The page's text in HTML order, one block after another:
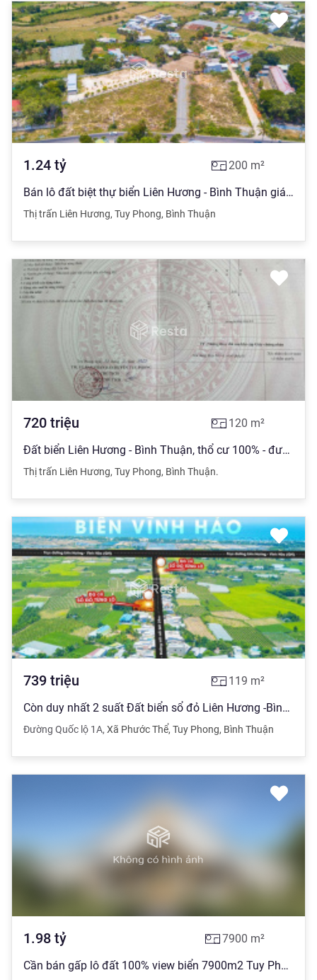
1.24 tỷ 200 m²
Bán lô đất biệt thự biển Liên Hương - Bình Thuận giá rẻ đầu tư chỉ từ 750 triệu mặt đường lớn 29m
Thị trấn Liên Hương, Tuy Phong, Bình Thuận
720 triệu 120 m²
Đất biển Liên Hương - Bình Thuận, thổ cư 100% - đường lớn 29m, giá chỉ 720 triệu/nền (bao thuế)
Thị trấn Liên Hương, Tuy Phong, Bình Thuận.
739 triệu 119 m²
Còn duy nhất 2 suất Đất biển sổ đỏ Liên Hương -Bình Thuận giá chỉ 739 triệu - Cơ hội cho nhà đầu tư
Đường Quốc lộ 1A, Xã Phước Thể, Tuy Phong, Bình Thuận
1.98 tỷ 7900 m²
Cần bán gấp lô đất 100% view biển 7900m2 Tuy Phong, gần bãi tắm 7 Màu